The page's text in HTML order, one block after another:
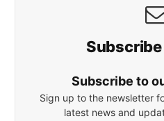
Subscribe to
Sign up to the newsletter
latest news and